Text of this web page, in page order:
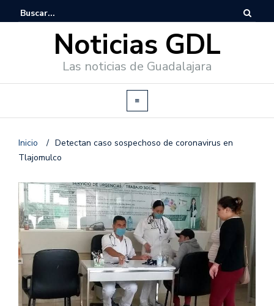
Noticias GDL
Las noticias de Guadalajara
Inicio / Detectan caso sospechoso de coronavirus en
Tlajomulco